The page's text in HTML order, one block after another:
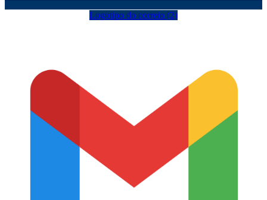
Logotipo do correio (2)